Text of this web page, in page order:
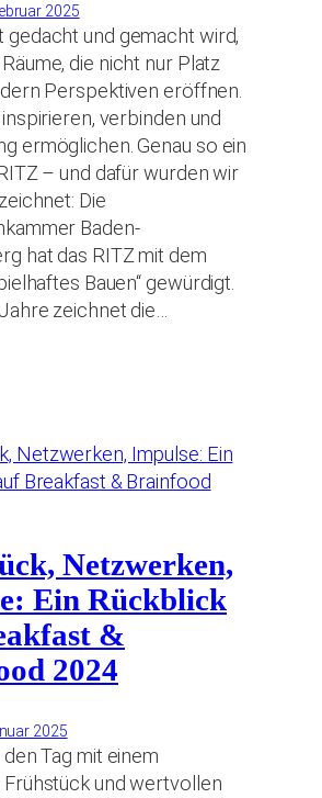
2025
gedacht und gemacht wird,
die nicht nur Platz
Perspektiven eröffnen.
inspirieren, verbinden und
ermöglichen. Genau so ein
– und dafür wurden wir
Die
Baden-
hat das RITZ mit dem
Bauen“ gewürdigt.
zeichnet die…
Netzwerken,
Ein Rückblick
&
2024
2025
Tag mit einem
und wertvollen